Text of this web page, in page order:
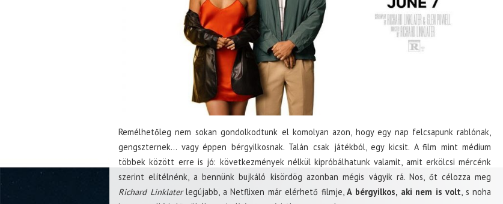
Remélhetőleg nem sokan gondolkodtunk el komolyan azon, hogy egy nap felcsapunk rablónak,
gengszternek… vagy éppen bérgyilkosnak. Talán csak játékból, egy kicsit. A film mint médium
többek között erre is jó: következmények nélkül kipróbálhatunk valamit, amit erkölcsi mércénk
szerint elítélnénk, a bennünk bujkáló kisördög azonban mégis vágyik rá. Nos, őt célozza meg
Richard Linklaterlegújabb, a Netflixen már elérhető filmje,A bérgyilkos, aki nem is volt, s noha